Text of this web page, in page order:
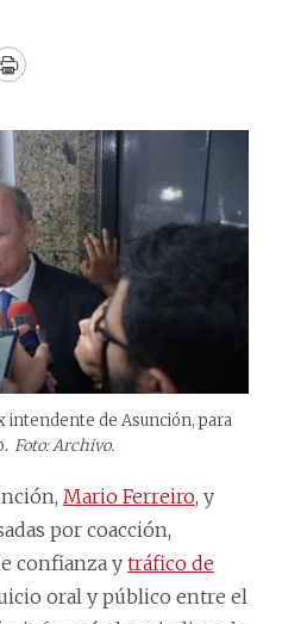
Print
intendente de Asunción, para
Foto: Archivo.
Mario Ferreiro, y
por coacción,
confianza y tráfico de
oral y público entre el